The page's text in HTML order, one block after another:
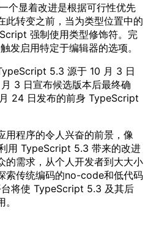
个显着改进是根据可行性优先
此转变之前，当为类型位置中的
强制使用类型修饰符。完
发启用特定于编辑器的选项。
5.3 源于 10 月 3 日
3 日宣布候选版本后最终确
24 日发布的前身 TypeScript
用程序的令人兴奋的前景，像
用 TypeScript 5.3 带来的改进
的需求，从个人开发者到大大小
索传统编码的no-code和低代码
将使 TypeScript 5.3 及其后